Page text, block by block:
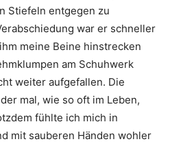
Stiefeln entgegen zu
war er schneller
meine Beine hinstrecken
am Schuhwerk
weiter aufgefallen. Die
mal, wie so oft im Leben,
fühlte ich mich in
mit sauberen Händen wohler